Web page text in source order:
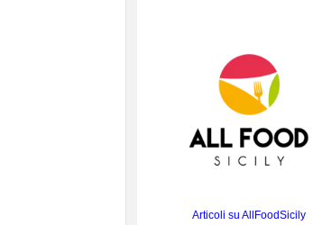
Articoli su AllFoodSicily